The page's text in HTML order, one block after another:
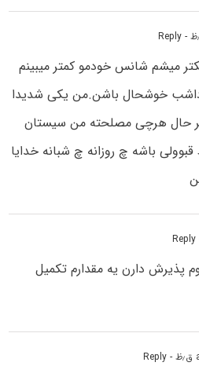
- Reply
میشم شانس خودمو کمتر میبینم
خوشحال باشن.من یکی شدیدا
حال هرچی مصلحته من سیستان
باشه چ روزانه چ شبانه خدایا
پذیرش دارن یه مقدارم تکمیل
- Reply